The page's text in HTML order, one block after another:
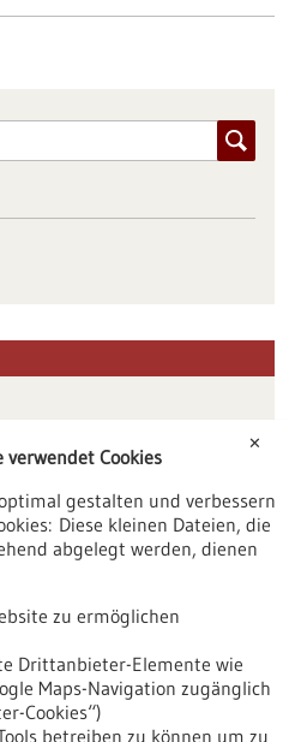
✕
verwendet Cookies
gestalten und verbessern
Diese kleinen Dateien, die
abgelegt werden, dienen
zu ermöglichen
Drittanbieter-Elemente wie
Maps-Navigation zugänglich
Cookies“)
betreiben zu können um zu